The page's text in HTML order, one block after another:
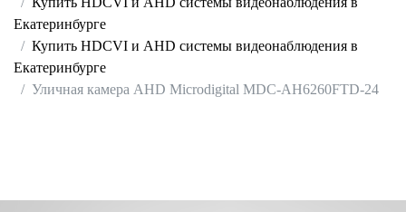
Екатеринбурге
Купить HDCVI и AHD системы видеонаблюдения в
Екатеринбурге
Уличная камера AHD Microdigital MDC-AH6260FTD-24